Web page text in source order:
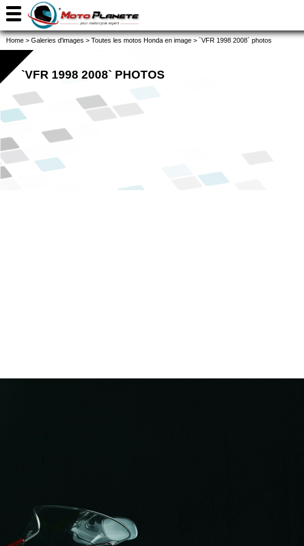
Home > Galeries d'images > Toutes les motos Honda en image > `VFR 1998 2008` photos
`VFR 1998 2008` PHOTOS